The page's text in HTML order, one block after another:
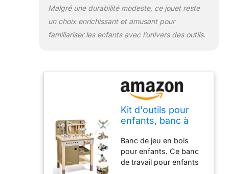
et imagination. En les
de construction pour
enfants favorisent les
enfants, la résolution
de problèmes et seront
un éclaireur de la
science et de
l'ingénierie dans le
développement
Construction durable et
sûre. Le banc de travail
pour enfant est fait de
Malgré une durabilité modeste, ce jouet reste
un choix enrichissant et amusant pour
familiariser les enfants avec l’univers des outils.
Kit d'outils pour
enfants, banc à
tablier, jouet pour
tout-petit, établi
avec outils
Banc de jeu en bois
pour enfants. Ce banc
de travail pour enfants